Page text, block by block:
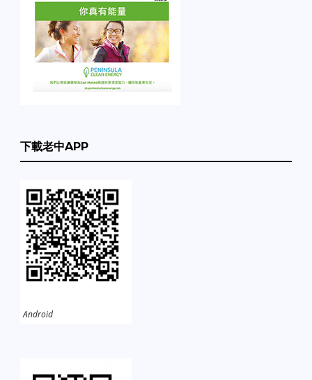
下載老中APP
Android